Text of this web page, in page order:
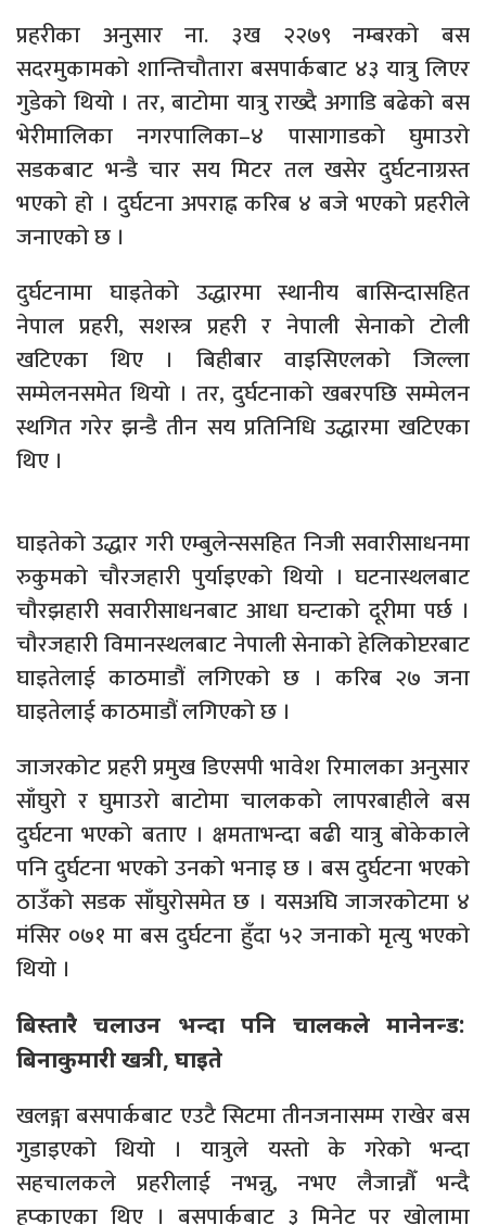
प्रहरीका अनुसार ना. ३ख २२७९ नम्बरको बस
सदरमुकामको शान्तिचौतारा बसपार्कबाट ४३ यात्रु लिएर
गुडेको थियो । तर, बाटोमा यात्रु राख्दै अगाडि बढेको बस
भेरीमालिका नगरपालिका–४ पासागाडको घुमाउरो
सडकबाट भन्डै चार सय मिटर तल खसेर दुर्घटनाग्रस्त
भएको हो । दुर्घटना अपराह्न करिब ४ बजे भएको प्रहरीले
जनाएको छ ।
दुर्घटनामा घाइतेको उद्धारमा स्थानीय बासिन्दासहित
नेपाल प्रहरी, सशस्त्र प्रहरी र नेपाली सेनाको टोली
खटिएका थिए । बिहीबार वाइसिएलको जिल्ला
सम्मेलनसमेत थियो । तर, दुर्घटनाको खबरपछि सम्मेलन
स्थगित गरेर झन्डै तीन सय प्रतिनिधि उद्धारमा खटिएका
थिए ।
घाइतेको उद्धार गरी एम्बुलेन्ससहित निजी सवारीसाधनमा
रुकुमको चौरजहारी पुर्या‍इएको थियो । घटनास्थलबाट
चौरझहारी सवारीसाधनबाट आधा घन्टाको दूरीमा पर्छ ।
चौरजहारी विमानस्थलबाट नेपाली सेनाको हेलिकोप्टरबाट
घाइतेलाई काठमाडौं लगिएको छ । करिब २७ जना
घाइतेलाई काठमाडौं लगिएको छ ।
जाजरकोट प्रहरी प्रमुख डिएसपी भावेश रिमालका अनुसार
साँघुरो र घुमाउरो बाटोमा चालकको लापरबाहीले बस
दुर्घटना भएको बताए । क्षमताभन्दा बढी यात्रु बोकेकाले
पनि दुर्घटना भएको उनको भनाइ छ । बस दुर्घटना भएको
ठाउँको सडक साँघुरोसमेत छ । यसअघि जाजरकोटमा ४
मंसिर ०७१ मा बस दुर्घटना हुँदा ५२ जनाको मृत्यु भएको
थियो ।
बिस्तारै चलाउन भन्दा पनि चालकले मानेनन्ड:
बिनाकुमारी खत्री, घाइते
खलङ्गा बसपार्कबाट एउटै सिटमा तीनजनासम्म राखेर बस
गुडाइएको थियो । यात्रुले यस्तो के गरेको भन्दा
सहचालकले प्रहरीलाई नभन्नु, नभए लैजान्नौँ भन्दै
हप्काएका थिए । बसपार्कबाट ३ मिनेट पर खोलामा